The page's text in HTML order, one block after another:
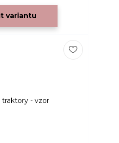
variantu